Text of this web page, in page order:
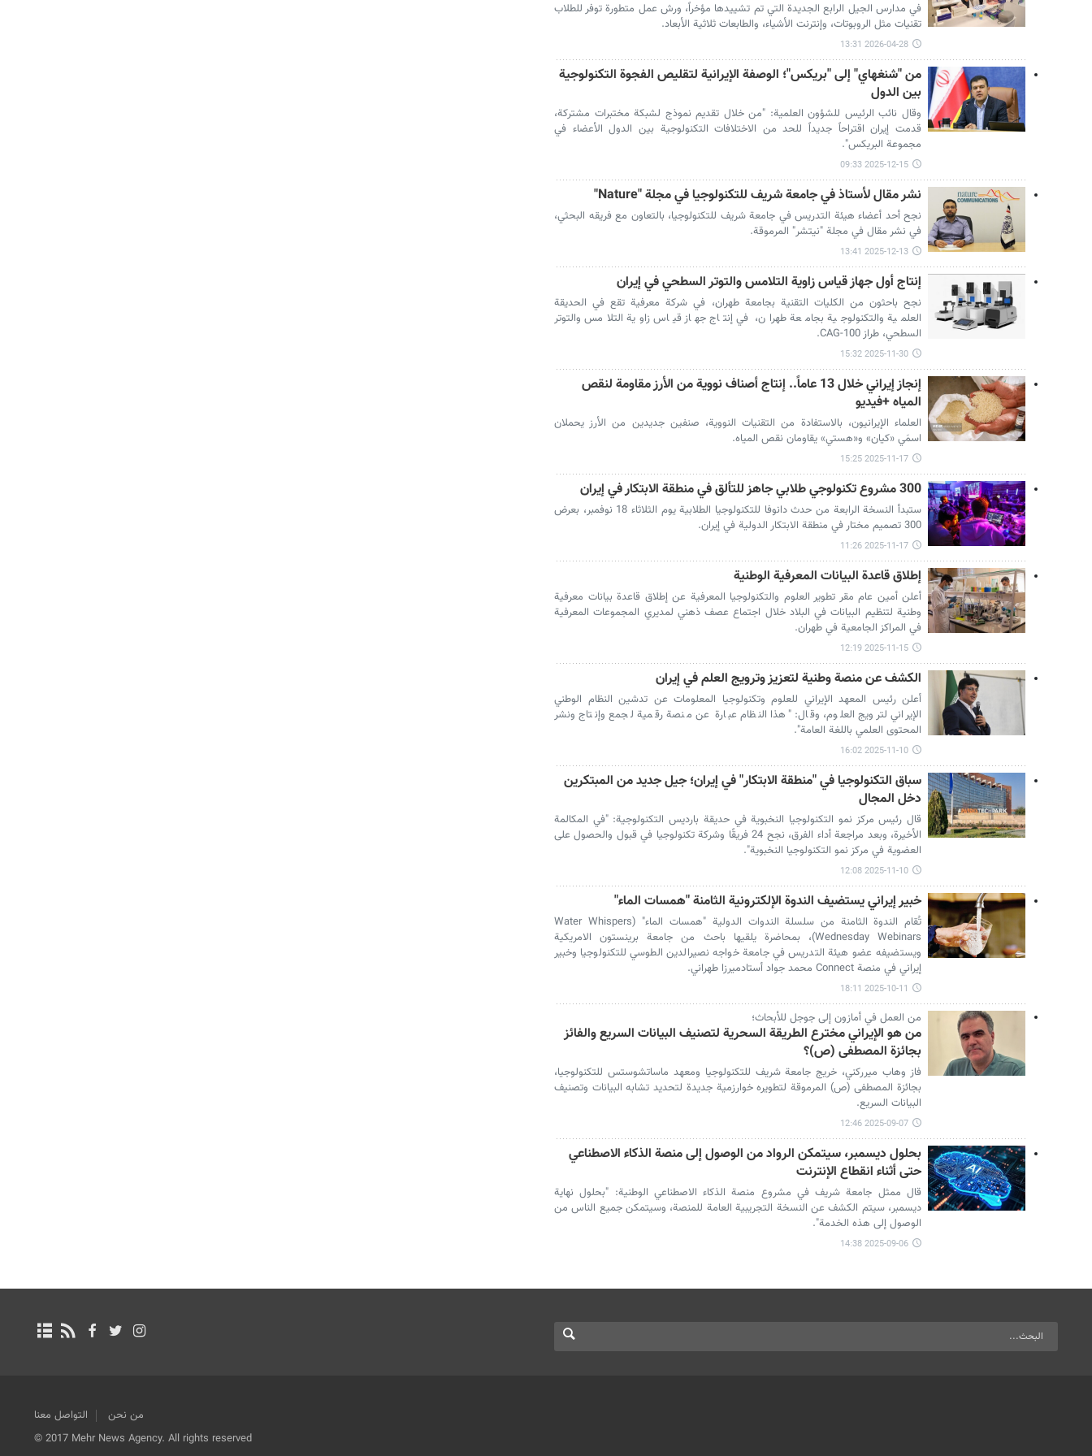
في مدارس الجيل الرابع الجديدة التي تم تشييدها مؤخراً، ورش عمل متطورة توفر للطلاب
تقنيات مثل الروبوتات، وإنترنت الأشياء، والطابعات ثلاثية الأبعاد.
2026-04-28 13:31
من "شنغهاي" إلى "بريكس"؛ الوصفة الإيرانية لتقليص الفجوة التكنولوجية
بين الدول
وقال نائب الرئيس للشؤون العلمية: "من خلال تقديم نموذج لشبكة مختبرات مشتركة،
قدمت إيران اقتراحاً جديداً للحد من الاختلافات التكنولوجية بين الدول الأعضاء في
مجموعة البريكس".
2025-12-15 09:33
نشر مقال لأستاذ في جامعة شريف للتكنولوجيا في مجلة "Nature"
نجح أحد أعضاء هيئة التدريس في جامعة شريف للتكنولوجيا، بالتعاون مع فريقه البحثي،
في نشر مقال في مجلة "نيتشر" المرموقة.
2025-12-13 13:41
إنتاج أول جهاز قياس زاوية التلامس والتوتر السطحي في إيران
نجح باحثون من الكليات التقنية بجامعة طهران، في شركة معرفية تقع في الحديقة
العلمية والتكنولوجية بجامعة طهران، في إنتاج جهاز قياس زاوية التلامس والتوتر
السطحي، طراز CAG-100.
2025-11-30 15:32
إنجاز إيراني خلال 13 عاماً.. إنتاج أصناف نووية من الأرز مقاومة لنقص
المياه +فيديو
العلماء الإيرانيون، بالاستفادة من التقنيات النووية، صنفين جديدين من الأرز يحملان
اسمَي «كيان» و«هستي» يقاومان نقص المياه.
2025-11-17 15:25
300 مشروع تكنولوجي طلابي جاهز للتألق في منطقة الابتكار في إيران
ستبدأ النسخة الرابعة من حدث دانوفا للتكنولوجيا الطلابية يوم الثلاثاء 18 نوفمبر، بعرض
300 تصميم مختار في منطقة الابتكار الدولية في إيران.
2025-11-17 11:26
إطلاق قاعدة البيانات المعرفية الوطنية
أعلن أمين عام مقر تطوير العلوم والتكنولوجيا المعرفية عن إطلاق قاعدة بيانات معرفية
وطنية لتنظيم البيانات في البلاد خلال اجتماع عصف ذهني لمديري المجموعات المعرفية
في المراكز الجامعية في طهران.
2025-11-15 12:19
الكشف عن منصة وطنية لتعزيز وترويج العلم في إيران
أعلن رئيس المعهد الإيراني للعلوم وتكنولوجيا المعلومات عن تدشين النظام الوطني
الإيراني لترويج العلوم، وقال: "هذا النظام عبارة عن منصة رقمية لجمع وإنتاج ونشر
المحتوى العلمي باللغة العامة".
2025-11-10 16:02
سباق التكنولوجيا في "منطقة الابتكار" في إيران؛ جيل جديد من المبتكرين
دخل المجال
قال رئيس مركز نمو التكنولوجيا النخبوية في حديقة بارديس التكنولوجية: "في المكالمة
الأخيرة، وبعد مراجعة أداء الفرق، نجح 24 فريقًا وشركة تكنولوجيا في قبول والحصول على
العضوية في مركز نمو التكنولوجيا النخبوية".
2025-11-10 12:08
خبير إيراني یستضيف الندوة الإلكترونية الثامنة "همسات الماء"
تُقام الندوة الثامنة من سلسلة الندوات الدولية "همسات الماء" (Water Whispers
Wednesday Webinars)، بمحاضرة يلقيها باحث من جامعة برينستون الامريكية
ويستضيفه عضو هيئة التدريس في جامعة خواجه نصیرالدین الطوسي للتكنولوجيا وخبير
إيراني في منصة Connect محمد جواد أستادميرزا طهراني.
2025-10-11 18:11
من العمل في أمازون إلى جوجل للأبحاث؛
من هو الإيراني مخترع الطريقة السحرية لتصنيف البيانات السريع والفائز
بجائزة المصطفى (ص)؟
فاز وهاب ميرركني، خريج جامعة شريف للتكنولوجيا ومعهد ماساتشوستس للتكنولوجيا،
بجائزة المصطفى (ص) المرموقة لتطويره خوارزمية جديدة لتحديد تشابه البيانات وتصنيف
البيانات السريع.
2025-09-07 12:46
بحلول ديسمبر، سيتمكن الرواد من الوصول إلى منصة الذكاء الاصطناعي
حتى أثناء انقطاع الإنترنت
قال ممثل جامعة شريف في مشروع منصة الذكاء الاصطناعي الوطنية: "بحلول نهاية
ديسمبر، سيتم الكشف عن النسخة التجريبية العامة للمنصة، وسيتمكن جميع الناس من
الوصول إلى هذه الخدمة".
2025-09-06 14:38
من نحن
التواصل معنا
© 2017 Mehr News Agency. All rights reserved